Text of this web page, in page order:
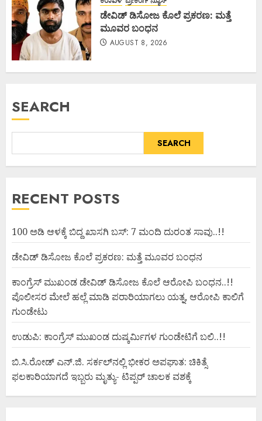
ಡೇವಿಡ್ ಡಿಸೋಜ ಕೊಲೆ ಪ್ರಕರಣ: ಮತ್ತೆ
ಮೂವರ ಬಂಧನ
AUGUST 8, 2026
SEARCH
SEARCH
RECENT POSTS
100 ಅಡಿ ಆಳಕ್ಕೆ ಬಿದ್ದ ಖಾಸಗಿ ಬಸ್: 7 ಮಂದಿ ದುರಂತ ಸಾವು..!!
ಡೇವಿಡ್ ಡಿಸೋಜ ಕೊಲೆ ಪ್ರಕರಣ: ಮತ್ತೆ ಮೂವರ ಬಂಧನ
ಕಾಂಗ್ರೆಸ್ ಮುಖಂಡ ಡೇವಿಡ್ ಡಿಸೋಜ ಕೊಲೆ ಆರೋಪಿ ಬಂಧನ..!!
ಪೊಲೀಸರ ಮೇಲೆ ಹಲ್ಲೆ ಮಾಡಿ ಪರಾರಿಯಾಗಲು ಯತ್ನ, ಆರೋಪಿ ಕಾಲಿಗೆ
ಗುಂಡೇಟು
ಉಡುಪಿ: ಕಾಂಗ್ರೆಸ್ ಮುಖಂಡ ದುಷ್ಕರ್ಮಿಗಳ ಗುಂಡೇಟಿಗೆ ಬಲಿ..!!
ಬಿ.ಸಿ.ರೋಡ್ ಎನ್.ಜಿ. ಸರ್ಕಲ್‌ನಲ್ಲಿ ಭೀಕರ ಅಪಘಾತ: ಚಿಕಿತ್ಸೆ
ಫಲಕಾರಿಯಾಗದೆ ಇಬ್ಬರು ಮೃತ್ಯು- ಟಿಪ್ಪರ್ ಚಾಲಕ ವಶಕ್ಕೆ